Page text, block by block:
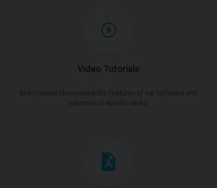
Video Tutorials
Short videos showcasing the features of our software and
solutions to specific tasks.